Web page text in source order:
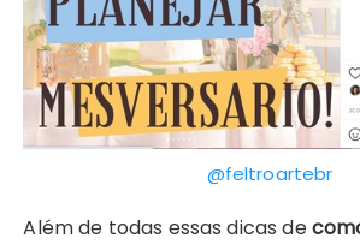
@feltroartebr
Além de todas essas dicas de